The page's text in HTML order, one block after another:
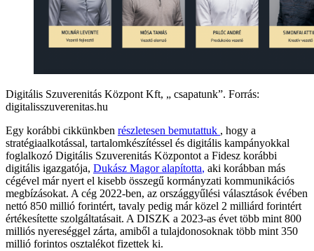
Digitális Szuverenitás Központ Kft, „ csapatunk”. Forrás:
digitalisszuverenitas.hu
Egy korábbi cikkünkben részletesen bemutattuk , hogy a
stratégiaalkotással, tartalomkészítéssel és digitális kampányokkal
foglalkozó Digitális Szuverenitás Központot a Fidesz korábbi
digitális igazgatója, Dukász Magor alapította, aki korábban más
cégével már nyert el kisebb összegű kormányzati kommunikációs
megbízásokat. A cég 2022-ben, az országgyűlési választások évében
nettó 850 millió forintért, tavaly pedig már közel 2 milliárd forintért
értékesítette szolgáltatásait. A DISZK a 2023-as évet több mint 800
milliós nyereséggel zárta, amiből a tulajdonosoknak több mint 350
millió forintos osztalékot fizettek ki.